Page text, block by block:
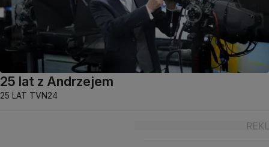
25 lat z Andrzejem
25 LAT TVN24